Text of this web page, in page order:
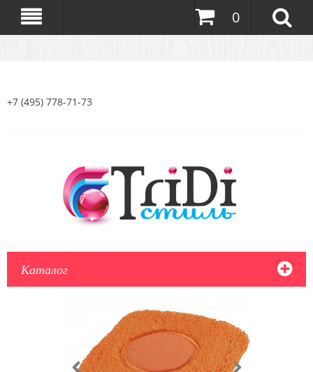
0
+7 (495) 778-71-73
Каталог